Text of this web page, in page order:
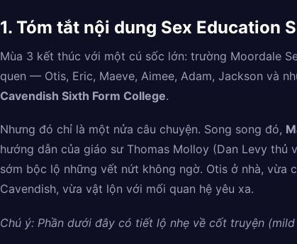
1. Tóm tắt nội dung Sex Education
Mùa 3 kết thúc với một cú sốc lớn: trường Moordale
quen — Otis, Eric, Maeve, Aimee, Adam, Jackson và
Cavendish Sixth Form College.
Nhưng đó chỉ là một nửa câu chuyện. Song song đó,
hướng dẫn của giáo sư Thomas Molloy (Dan Levy
sớm bộc lộ những vết nứt không ngờ. Otis ở nhà,
Cavendish, vừa vật lộn với mối quan hệ yêu xa.
Chú ý: Phần dưới đây có tiết lộ nhẹ về cốt truyện